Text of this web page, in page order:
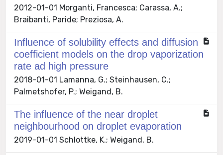
2012-01-01 Morganti, Francesca; Carassa, A.;
Braibanti, Paride; Preziosa, A.
Influence of solubility effects and diffusion
coefficient models on the drop vaporization
rate ad high pressure
2018-01-01 Lamanna, G.; Steinhausen, C.;
Palmetshofer, P.; Weigand, B.
The influence of the near droplet
neighbourhood on droplet evaporation
2019-01-01 Schlottke, K.; Weigand, B.